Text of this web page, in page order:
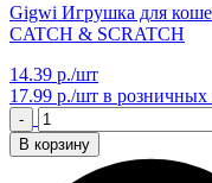
Gigwi Игрушка для
CATCH & SCRATCH
14.39 р./шт
17.99 р./шт в розничных
-
В корзину